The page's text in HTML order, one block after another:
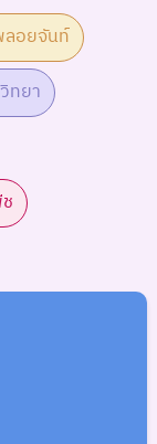
ลอยจันท์
ทยา